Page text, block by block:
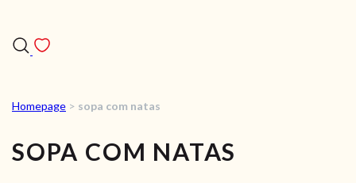
VÍDEOS
Homepage > sopa com natas
SOPA COM NATAS